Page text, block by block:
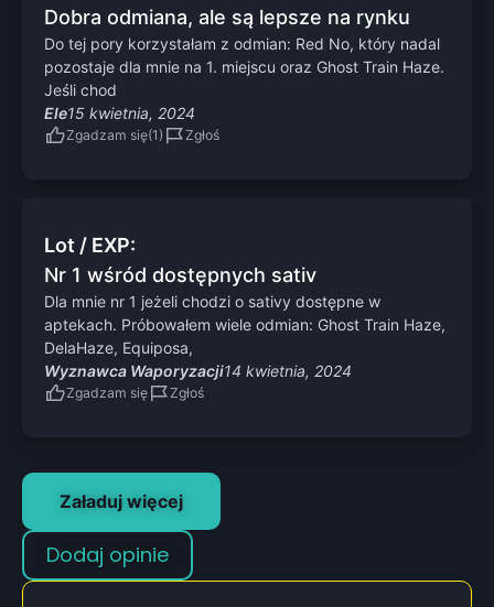
Dobra odmiana, ale są lepsze na rynku
Do tej pory korzystałam z odmian: Red No, który nadal
pozostaje dla mnie na 1. miejscu oraz Ghost Train Haze.
Jeśli chod
Ele15 kwietnia, 2024
Zgadzam się Zgłoś
Lot / EXP:
Nr 1 wśród dostępnych sativ
Dla mnie nr 1 jeżeli chodzi o sativy dostępne w
aptekach. Próbowałem wiele odmian: Ghost Train Haze,
DelaHaze, Equiposa,
Wyznawca Waporyzacji14 kwietnia, 2024
Zgadzam się Zgłoś
Załaduj więcej
Dodaj opinie